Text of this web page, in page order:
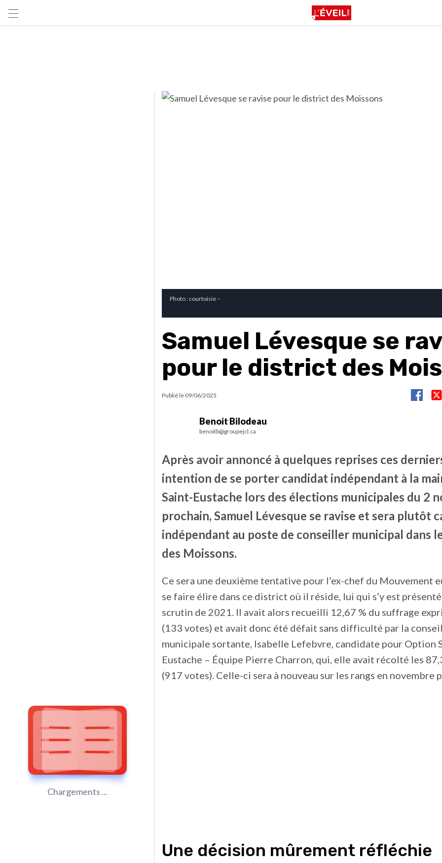
Chargements ...
Photo : courtoisie –
Samuel Lévesque se
pour le district des
Publié le 09/06/2025
Benoit Bilodeau
benoitb@groupejcl.ca
Après avoir annoncé à quelques reprises ces
intention de se porter candidat indépendant à la
Saint-Eustache lors des élections municipales du 2
prochain, Samuel Lévesque se ravise et sera plutôt
indépendant au poste de conseiller municipal dans
des Moissons.
Ce sera une deuxième tentative pour l’ex-chef du Mouvement
se faire élire dans ce district où il réside, lui qui s’y est
scrutin de 2021. Il avait alors recueilli 12,67 % du suffrage
(133 votes) et avait donc été défait sans difficulté par la
municipale sortante, Isabelle Lefebvre, candidate pour Option
Eustache – Équipe Pierre Charron, qui, elle avait récolté les
(917 votes). Celle-ci sera à nouveau sur les rangs en novembre
Une décision mûrement réfléchie